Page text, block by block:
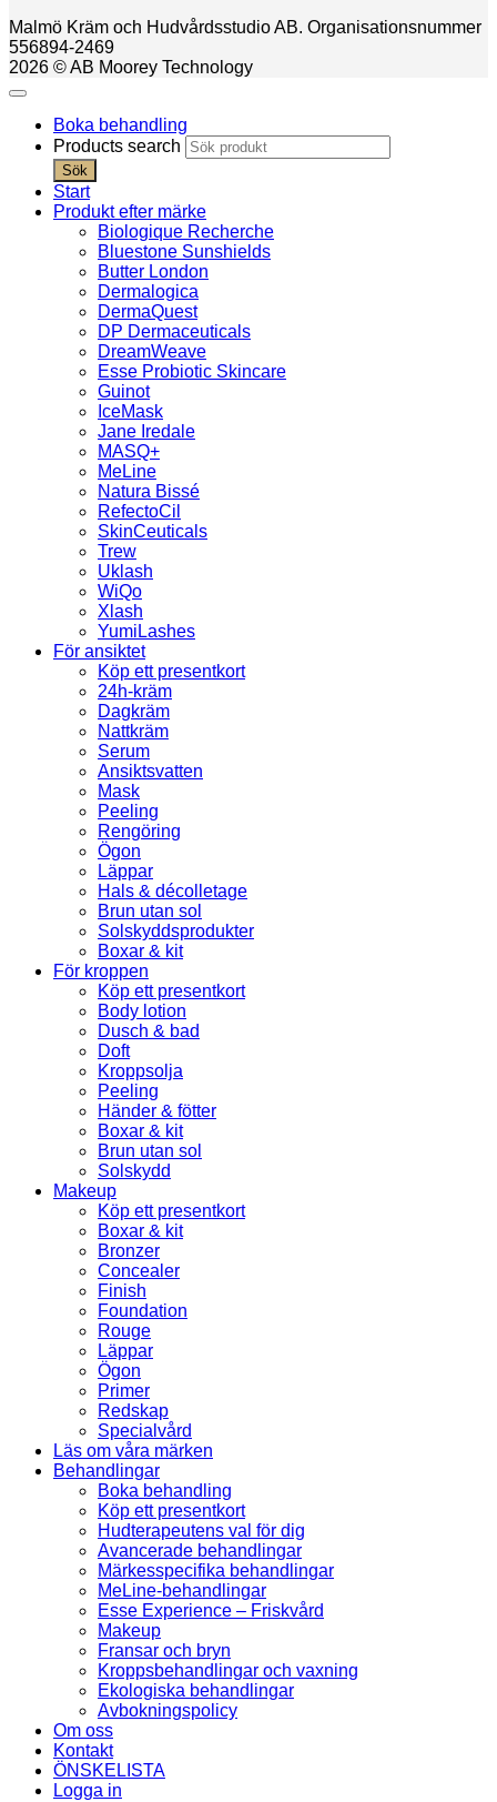
Malmö Kräm och Hudvårdsstudio AB. Organisationsnummer
556894-2469
2026 © AB Moorey Technology
Boka behandling
Products search
Sök
Start
Produkt efter märke
Biologique Recherche
Bluestone Sunshields
Butter London
Dermalogica
DermaQuest
DP Dermaceuticals
DreamWeave
Esse Probiotic Skincare
Guinot
IceMask
Jane Iredale
MASQ+
MeLine
Natura Bissé
RefectoCil
SkinCeuticals
Trew
Uklash
WiQo
Xlash
YumiLashes
För ansiktet
Köp ett presentkort
24h-kräm
Dagkräm
Nattkräm
Serum
Ansiktsvatten
Mask
Peeling
Rengöring
Ögon
Läppar
Hals & décolletage
Brun utan sol
Solskyddsprodukter
Boxar & kit
För kroppen
Köp ett presentkort
Body lotion
Dusch & bad
Doft
Kroppsolja
Peeling
Händer & fötter
Boxar & kit
Brun utan sol
Solskydd
Makeup
Köp ett presentkort
Boxar & kit
Bronzer
Concealer
Finish
Foundation
Rouge
Läppar
Ögon
Primer
Redskap
Specialvård
Läs om våra märken
Behandlingar
Boka behandling
Köp ett presentkort
Hudterapeutens val för dig
Avancerade behandlingar
Märkesspecifika behandlingar
MeLine-behandlingar
Esse Experience – Friskvård
Makeup
Fransar och bryn
Kroppsbehandlingar och vaxning
Ekologiska behandlingar
Avbokningspolicy
Om oss
Kontakt
ÖNSKELISTA
Logga in